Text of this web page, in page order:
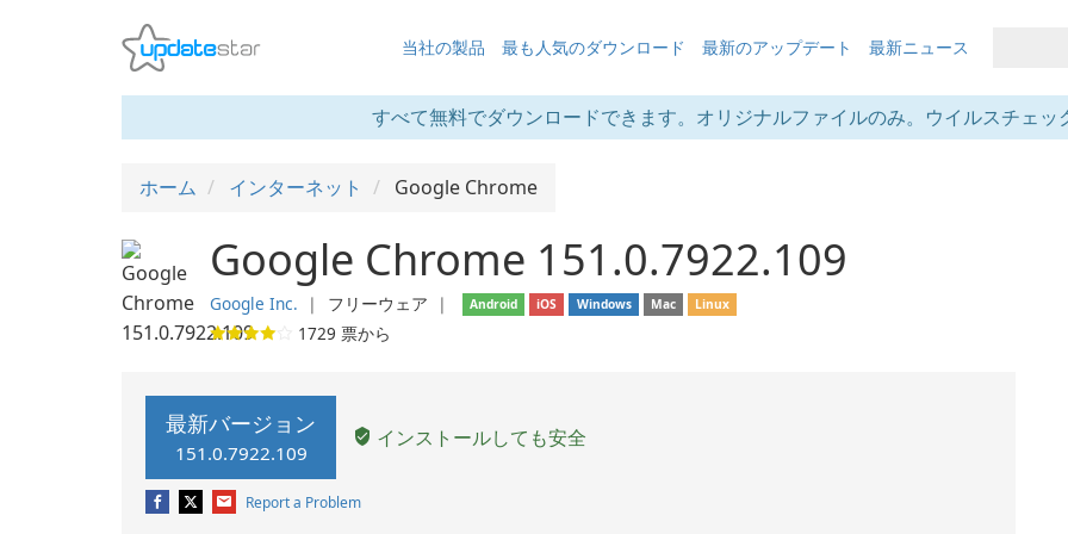
当社の製品 最も人気のダウンロード 最新のアップデート 最新ニュース
すべて無料でダウンロードできます。オリジナルファイルのみ。ウイルスチェッ
ホーム インターネット Google Chrome
Google Chrome 151.0.7922.109
Google Inc. ❘ フリーウェア ❘ Android iOS Windows Mac Linux
1729 票から
最新バージョン
151.0.7922.109
インストールしても安全
Report a Problem